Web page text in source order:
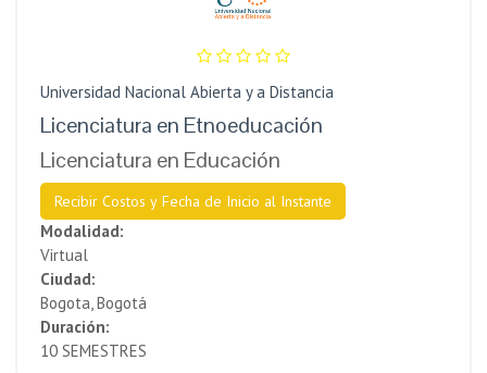
Universidad Nacional Abierta y a Distancia
Licenciatura en Etnoeducación
Licenciatura en Educación
Recibir Costos y Fecha de Inicio al Instante
Modalidad:
Virtual
Ciudad:
Bogota, Bogotá
Duración:
10 SEMESTRES